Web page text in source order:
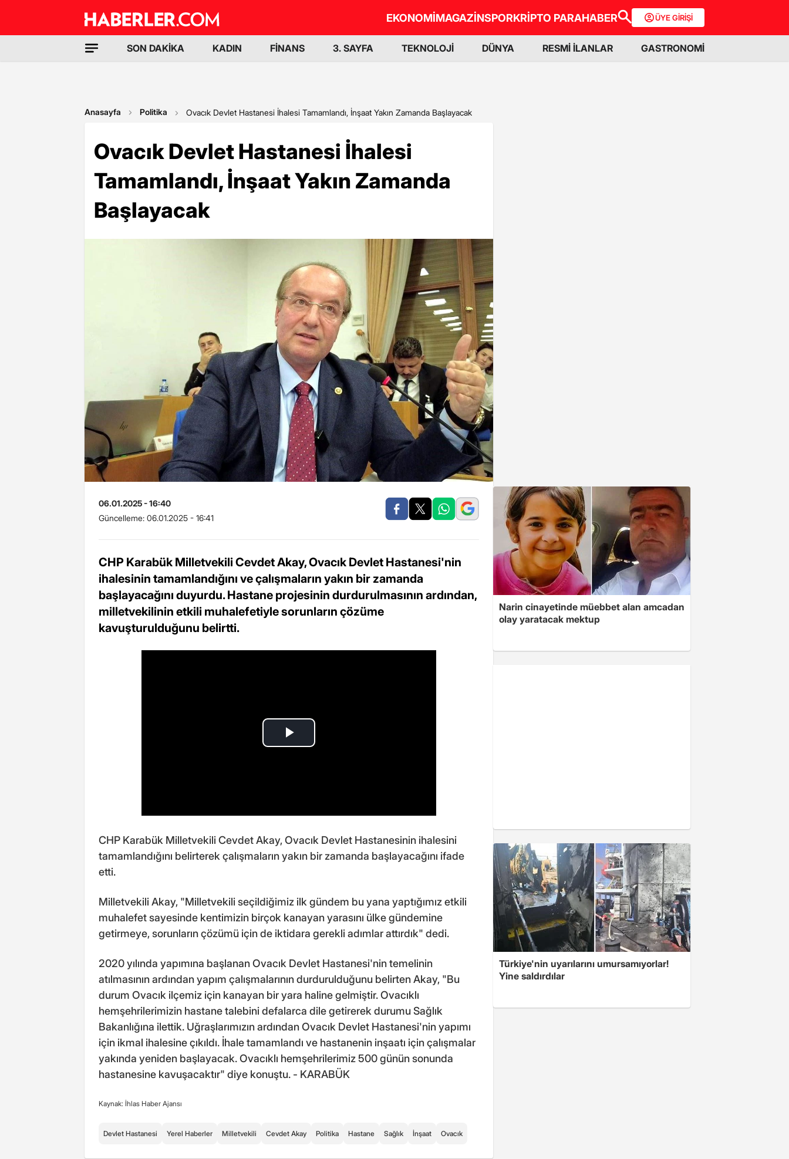
EKONOMİMAGAZİNSPORKRİPTO PARAHABER ÜYE GİRİŞİ
SON DAKİKA KADIN FİNANS 3. SAYFA TEKNOLOJİ DÜNYA RESMİ İLANLAR GASTRONOMİ
Anasayfa Politika Ovacık Devlet Hastanesi İhalesi Tamamlandı, İnşaat Yakın Zamanda Başlayacak
Ovacık Devlet Hastanesi İhalesi
Tamamlandı, İnşaat Yakın Zamanda
Başlayacak
06.01.2025 - 16:40
Güncelleme: 06.01.2025 - 16:41
CHP Karabük Milletvekili Cevdet Akay, Ovacık Devlet Hastanesi'nin
ihalesinin tamamlandığını ve çalışmaların yakın bir zamanda
başlayacağını duyurdu. Hastane projesinin durdurulmasının ardından,
milletvekilinin etkili muhalefetiyle sorunların çözüme
kavuşturulduğunu belirtti.
CHP Karabük Milletvekili Cevdet Akay, Ovacık Devlet Hastanesinin ihalesini
tamamlandığını belirterek çalışmaların yakın bir zamanda başlayacağını ifade
etti.
Milletvekili Akay, "Milletvekili seçildiğimiz ilk gündem bu yana yaptığımız etkili
muhalefet sayesinde kentimizin birçok kanayan yarasını ülke gündemine
getirmeye, sorunların çözümü için de iktidara gerekli adımlar attırdık" dedi.
2020 yılında yapımına başlanan Ovacık Devlet Hastanesi'nin temelinin
atılmasının ardından yapım çalışmalarının durdurulduğunu belirten Akay, "Bu
durum Ovacık ilçemiz için kanayan bir yara haline gelmiştir. Ovacıklı
hemşehrilerimizin hastane talebini defalarca dile getirerek durumu Sağlık
Bakanlığına ilettik. Uğraşlarımızın ardından Ovacık Devlet Hastanesi'nin yapımı
için ikmal ihalesine çıkıldı. İhale tamamlandı ve hastanenin inşaatı için çalışmalar
yakında yeniden başlayacak. Ovacıklı hemşehrilerimiz 500 günün sonunda
hastanesine kavuşacaktır" diye konuştu. - KARABÜK
Kaynak: İhlas Haber Ajansı
Devlet Hastanesi Yerel Haberler Milletvekili Cevdet Akay Politika Hastane Sağlık İnşaat Ovacık
Narin cinayetinde müebbet alan amcadan
olay yaratacak mektup
Türkiye'nin uyarılarını umursamıyorlar!
Yine saldırdılar